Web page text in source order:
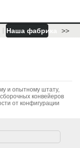
Наша фабрика >>
и опытному штату,
конвейеров
от конфигурации